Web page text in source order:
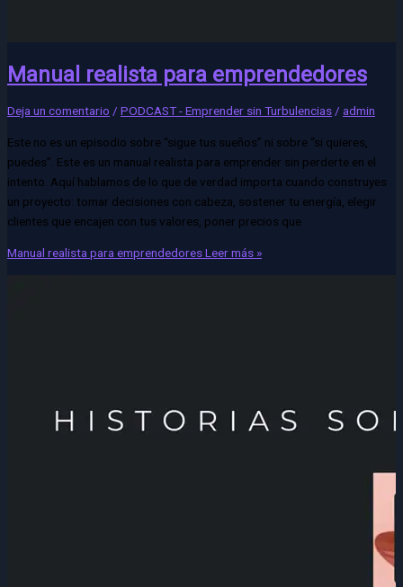
Manual realista para emprendedores
Deja un comentario / PODCAST - Emprender sin Turbulencias / admin
Este no es un episodio sobre “sigue tus sueños” ni sobre “si quieres,
puedes”. Este es un manual realista para emprender sin perderte en el
intento. Aquí hablamos de lo que de verdad importa cuando construyes
un proyecto: tomar decisiones con cabeza, sostener tu energía, elegir
clientes que encajen con tus valores, poner precios que
Manual realista para emprendedoresLeer más »